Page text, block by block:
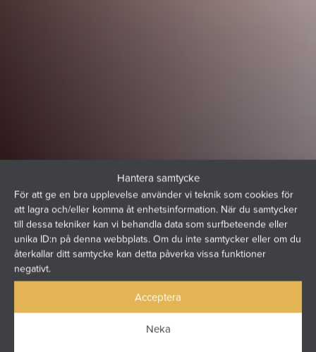
Hantera samtycke
För att ge en bra upplevelse använder vi teknik som cookies för
att lagra och/eller komma åt enhetsinformation. När du samtycker
till dessa tekniker kan vi behandla data som surfbeteende eller
unika ID:n på denna webbplats. Om du inte samtycker eller om du
återkallar ditt samtycke kan detta påverka vissa funktioner
negativt.
Acceptera
Neka
MED GLASTAK LÅTER
DU HIMLEN BLI EN
DEL AV DITT UTERUM